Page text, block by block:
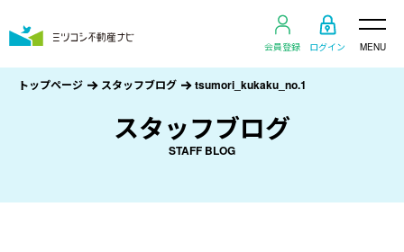
会員登録 ログイン MENU
スタッフブログ
STAFF BLOG
トップページ スタッフブログ tsumori_kukaku_no.1